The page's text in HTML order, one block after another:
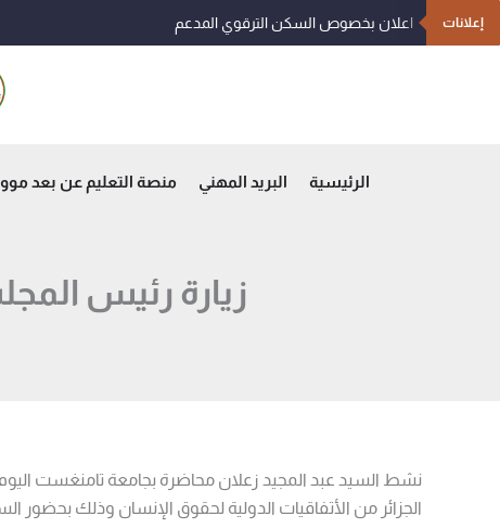
إلى
إعلانات اعلان بخصوص السكن الترقوي المدعم
الرئيسية البريد المهني منصة التعليم عن بعد
زيارة رئيس
الجزائر من الأتفاقيات الدولية لحقوق الإنسان وذلك بحضور